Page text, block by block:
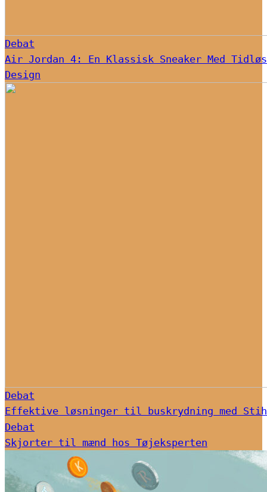
Debat
Air Jordan 4: En Klassisk Sneaker Med
Design
Debat
Effektive løsninger til buskrydning med
Debat
Skjorter til mænd hos Tøjeksperten